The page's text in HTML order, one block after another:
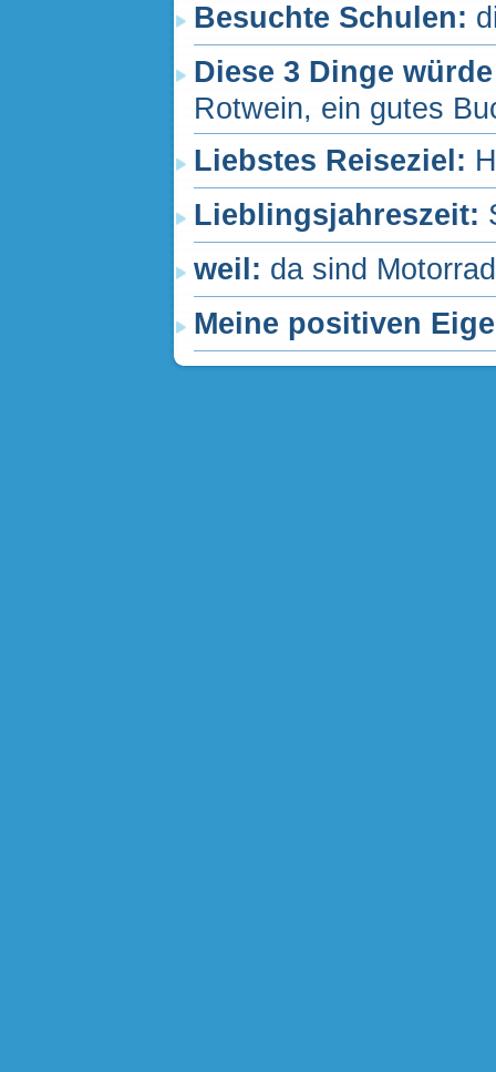
Besuchte Schulen:
Diese 3 Dinge
Rotwein, ein gutes
Liebstes Reiseziel:
Lieblingsjahreszeit:
weil: da sind
Meine positiven